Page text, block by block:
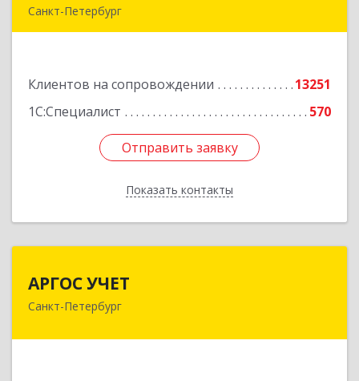
Санкт-Петербург
Клиентов на сопровождении
13251
1С:Специалист
570
Отправить заявку
Показать контакты
Отправить заявку
Назад
АРГОС УЧЕТ
Санкт-Петербург
196191, Санкт-Петербург г, Конституции пл,